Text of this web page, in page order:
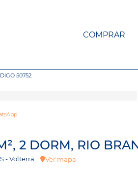
COMPRAR
50752
2 DORM, RIO
- Volterra Ver mapa